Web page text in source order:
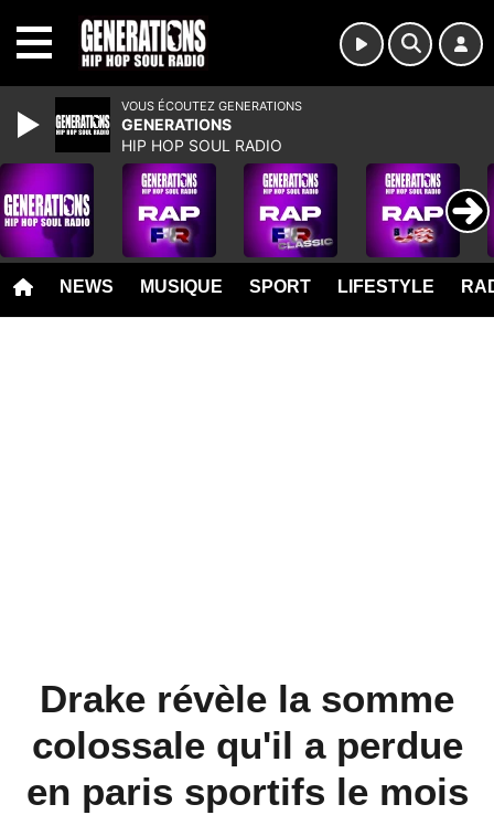
NEWS MUSIQUE SPORT LIFESTYLE
Drake révèle la somme
colossale qu'il a perdue
en paris sportifs le mois
VOUS ÉCOUTEZ GENERATIONS
GENERATIONS
HIP HOP SOUL RADIO